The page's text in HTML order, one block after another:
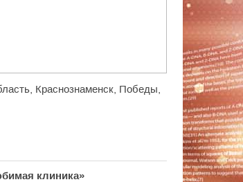
Краснознаменск, Победы,
клиника»